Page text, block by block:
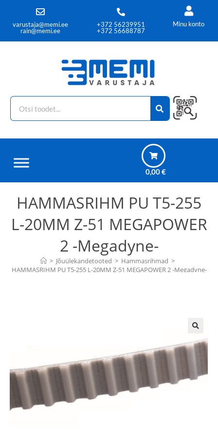
varustaja@memi.ee
rain@memi.ee
+372 56239951
+372 56688787
Minu konto
0,00€
HAMMASRIHM PU T5-255
L-20MM Z-51 MEGAPOWER
2 -Megadyne-
> Jõuülekandetooted > Hammasrihmad >
HAMMASRIHM PU T5-255 L-20MM Z-51 MEGAPOWER 2 -Megadyne-
🔍